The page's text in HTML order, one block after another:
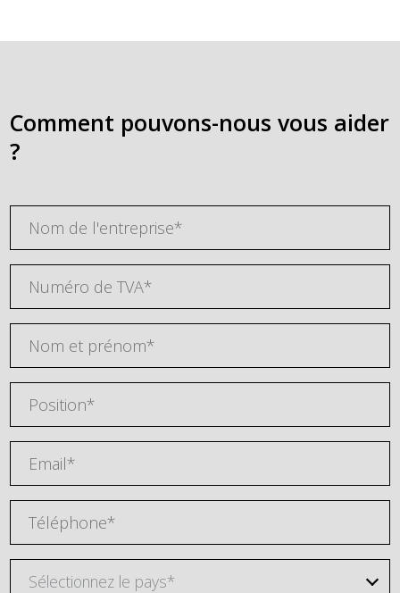
Comment pouvons-nous vous aider
?
Sélectionnez le pays*